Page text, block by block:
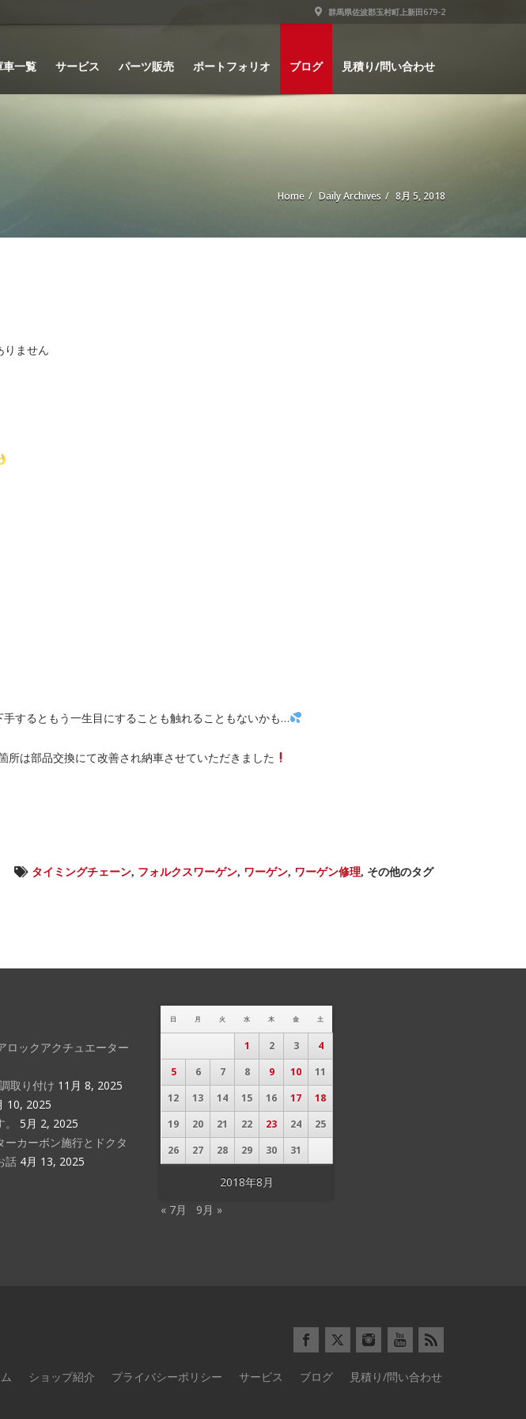
群馬県佐波郡玉村町上新田679-2
車一覧 サービス パーツ販売 ポートフォリオ ブログ 見積り/問い合わせ
Home Daily Archives 8月 5, 2018
りません
するともう一生目にすることも触れることもないかも…
は部品交換にて改善され納車させていただきました
タイミングチェーン, フォルクスワーゲン, ワーゲン, ワーゲン修理, その他のタグ
ロックアクチュエーター
取り付け 11月 8, 2025
10, 2025
5月 2, 2025
カーボン施行とドクタ
話 4月 13, 2025
2018年8月
日 月 火 水 木 金 土
1 2 3
4
5
6 7 8 9 10
11
12
13 14 15 16 17
18
19
20 21 22 23 24
25
26
27 28 29 30 31
« 7月 9月 »
ショップ紹介 プライバシーポリシー サービス ブログ 見積り/問い合わせ